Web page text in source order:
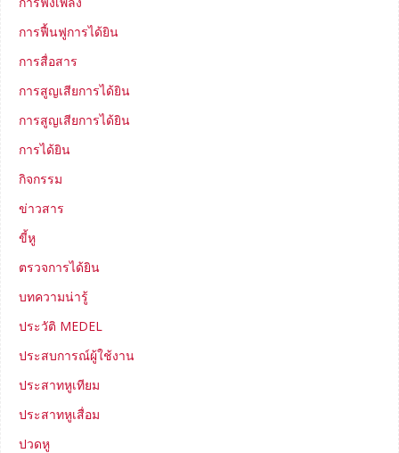
การฟื้นฟูการได้ยิน
การสื่อสาร
การสูญเสียการได้ยิน
การสูญเสียการได้ยิน
การได้ยิน
กิจกรรม
ข่าวสาร
ขี้หู
ตรวจการได้ยิน
บทความน่ารู้
ประวัติ MEDEL
ประสบการณ์ผู้ใช้งาน
ประสาทหูเทียม
ประสาทหูเสื่อม
ปวดหู